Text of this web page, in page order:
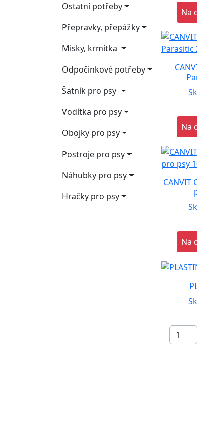
Ostatní potřeby
Přepravky, přepážky
Misky, krmítka
Odpočinkové potřeby
Šatník pro psy
Vodítka pro psy
Obojky pro psy
Postroje pro psy
Náhubky pro psy
Hračky pro psy
Na
Na
CANVIT
Na